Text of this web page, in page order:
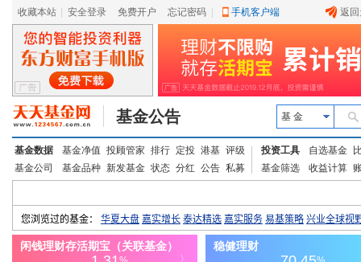
收藏本站 安全登录 免费开户 忘记密码 手机客户端 返
基金公告 基 金
基金数据 基金净值 投顾管家 排行 定投 港基 评级
基金公司
基金品种 新发基金 状态 分红 公告 私募
投资工具 自选基金
基金筛选
收益计算